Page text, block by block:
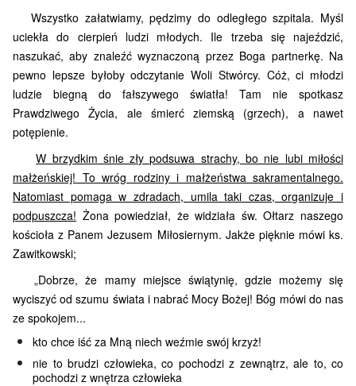
Wszystko załatwiamy, pędzimy do odległego szpitala. Myśl
uciekła do cierpień ludzi młodych. Ile trzeba się najeździć,
naszukać, aby znaleźć wyznaczoną przez Boga partnerkę. Na
pewno lepsze byłoby odczytanie Woli Stwórcy. Cóż, ci młodzi
ludzie biegną do fałszywego światła! Tam nie spotkasz
Prawdziwego Życia, ale śmierć ziemską (grzech), a nawet
potępienie.
W brzydkim śnie zły podsuwa strachy, bo nie lubi miłości
małżeńskiej! To wróg rodziny i małżeństwa sakramentalnego.
Natomiast pomaga w zdradach, umila taki czas, organizuje i
podpuszcza! Żona powiedział, że widziała św. Ołtarz naszego
kościoła z Panem Jezusem Miłosiernym. Jakże pięknie mówi ks.
Zawitkowski;
„Dobrze, że mamy miejsce świątynię, gdzie możemy się
wyciszyć od szumu świata i nabrać Mocy Bożej! Bóg mówi do nas
ze spokojem...
kto chce iść za Mną niech weźmie swój krzyż!
nie to brudzi człowieka, co pochodzi z zewnątrz, ale to, co
pochodzi z wnętrza człowieka